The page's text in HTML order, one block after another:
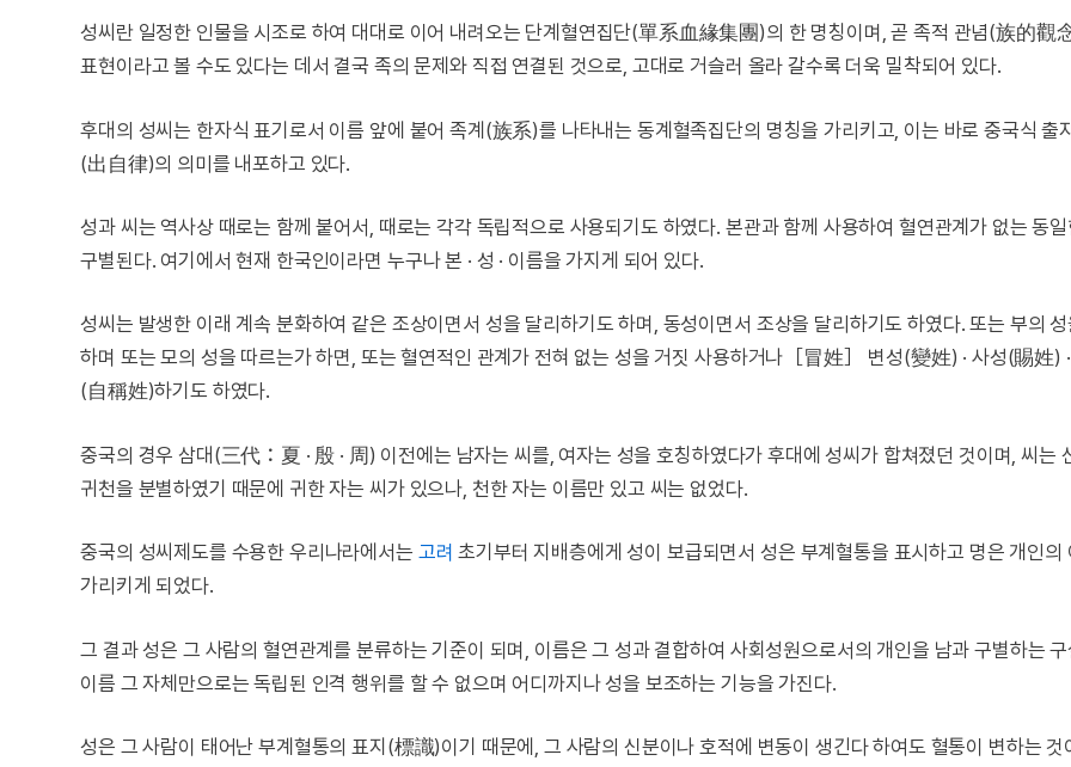
성씨란 일정한 인물을 시조로 하여 대대로 이어 내려오는 단계혈연집단(單系血緣集團)의 한 명칭이며, 곧 족적 관념(族的觀
표현이라고 볼 수도 있다는 데서 결국 족의 문제와 직접 연결된 것으로, 고대로 거슬러 올라 갈수록 더욱 밀착되어 있다.
후대의 성씨는 한자식 표기로서 이름 앞에 붙어 족계(族系)를 나타내는 동계혈족집단의 명칭을 가리키고, 이는 바로 중국식 출
(出自律)의 의미를 내포하고 있다.
성과 씨는 역사상 때로는 함께 붙어서, 때로는 각각 독립적으로 사용되기도 하였다. 본관과 함께 사용하여 혈연관계가 없는 동
구별된다. 여기에서 현재 한국인이라면 누구나 본 · 성 · 이름을 가지게 되어 있다.
성씨는 발생한 이래 계속 분화하여 같은 조상이면서 성을 달리하기도 하며, 동성이면서 조상을 달리하기도 하였다. 또는 부의
하며 또는 모의 성을 따르는가 하면, 또는 혈연적인 관계가 전혀 없는 성을 거짓 사용하거나［冒姓］ 변성(變姓) · 사성(賜姓)
(自稱姓)하기도 하였다.
중국의 경우 삼대(三代：夏 · 殷 · 周) 이전에는 남자는 씨를, 여자는 성을 호칭하였다가 후대에 성씨가 합쳐졌던 것이며, 씨는
귀천을 분별하였기 때문에 귀한 자는 씨가 있으나, 천한 자는 이름만 있고 씨는 없었다.
중국의 성씨제도를 수용한 우리나라에서는 고려 초기부터 지배층에게 성이 보급되면서 성은 부계혈통을 표시하고 명은 개인의
가리키게 되었다.
그 결과 성은 그 사람의 혈연관계를 분류하는 기준이 되며, 이름은 그 성과 결합하여 사회성원으로서의 개인을 남과 구별하는
이름 그 자체만으로는 독립된 인격 행위를 할 수 없으며 어디까지나 성을 보조하는 기능을 가진다.
성은 그 사람이 태어난 부계혈통의 표지(標識)이기 때문에, 그 사람의 신분이나 호적에 변동이 생긴다 하여도 혈통이 변하는 것